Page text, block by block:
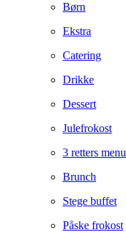
Børn
Ekstra
Catering
Drikke
Dessert
Julefrokost
3 retters menu
Brunch
Stege buffet
Påske frokost